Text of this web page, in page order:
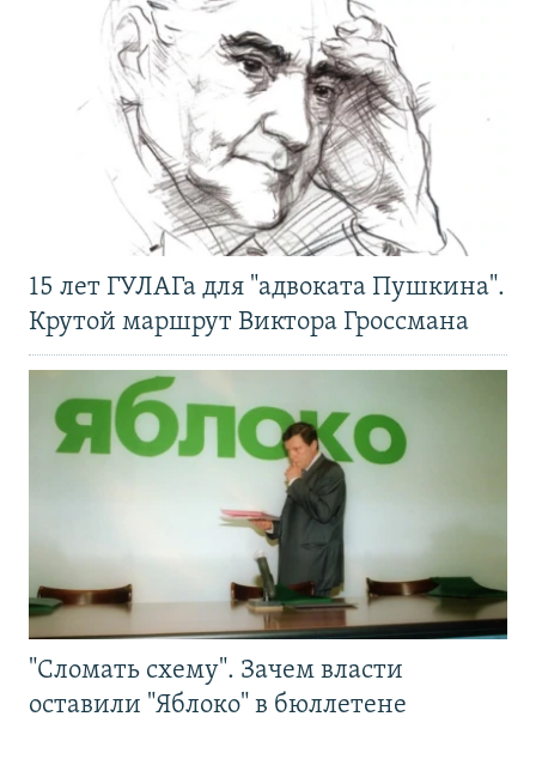
15 лет ГУЛАГа для "адвоката Пушкина".
Крутой маршрут Виктора Гроссмана
"Сломать схему". Зачем власти
оставили "Яблоко" в бюллетене